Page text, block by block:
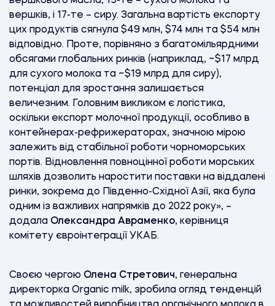
вершків, і 17-те – сиру. Загальна вартість експорту
цих продуктів сягнула $49 млн, $74 млн та $54 млн
відповідно. Проте, порівняно з багатомільярдними
обсягами глобальних ринків (наприклад, ~$17 млрд
для сухого молока та ~$19 млрд для сиру),
потенціал для зростання залишається
величезним. Головним викликом є логістика,
оскільки експорт молочної продукції, особливо в
контейнерах-рефрижераторах, значною мірою
залежить від стабільної роботи чорноморських
портів. Відновлення повноцінної роботи морських
шляхів дозволить наростити поставки на віддалені
ринки, зокрема до Південно-Східної Азії, яка була
одним із важливих напрямків до 2022 року», –
додала Олександра Авраменко, керівниця
комітету євроінтеграції УКАБ.
Своєю чергою Олена Стретович, генеральна
директорка Organiс milk, зробила огляд тенденцій